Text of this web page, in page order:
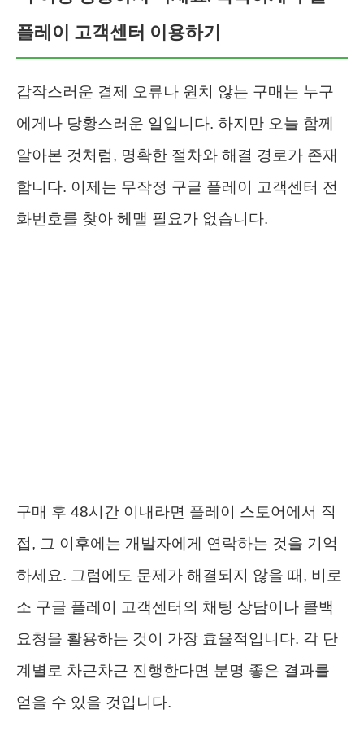
플레이 고객센터 이용하기
갑작스러운 결제 오류나 원치 않는 구매는 누구
에게나 당황스러운 일입니다. 하지만 오늘 함께
알아본 것처럼, 명확한 절차와 해결 경로가 존재
합니다. 이제는 무작정 구글 플레이 고객센터 전
화번호를 찾아 헤맬 필요가 없습니다.
구매 후 48시간 이내라면 플레이 스토어에서 직
접, 그 이후에는 개발자에게 연락하는 것을 기억
하세요. 그럼에도 문제가 해결되지 않을 때, 비로
소 구글 플레이 고객센터의 채팅 상담이나 콜백
요청을 활용하는 것이 가장 효율적입니다. 각 단
계별로 차근차근 진행한다면 분명 좋은 결과를
얻을 수 있을 것입니다.